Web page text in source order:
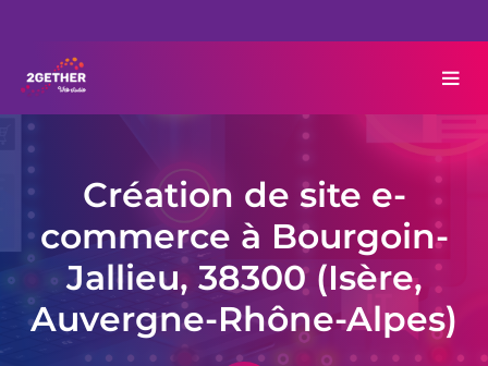
Création de site e-
commerce à Bourgoin-
Jallieu, 38300 (Isère,
Auvergne-Rhône-Alpes)